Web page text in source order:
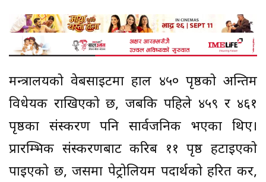
मन्त्रालयको वेबसाइटमा हाल ४५० पृष्ठको अन्तिम
विधेयक राखिएको छ, जबकि पहिले ४५९ र ४६१
पृष्ठका संस्करण पनि सार्वजनिक भएका थिए।
प्रारम्भिक संस्करणबाट करिब ११ पृष्ठ हटाइएको
पाइएको छ, जसमा पेट्रोलियम पदार्थको हरित कर,